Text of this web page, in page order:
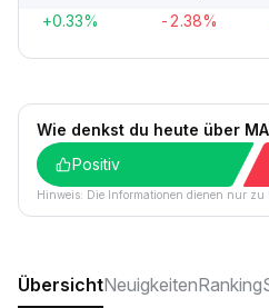
+0.33% -2.38%
Wie denkst du heute über
Positiv
Hinweis: Die Informationen dienen nur zu
ÜbersichtNeuigkeitenRanking